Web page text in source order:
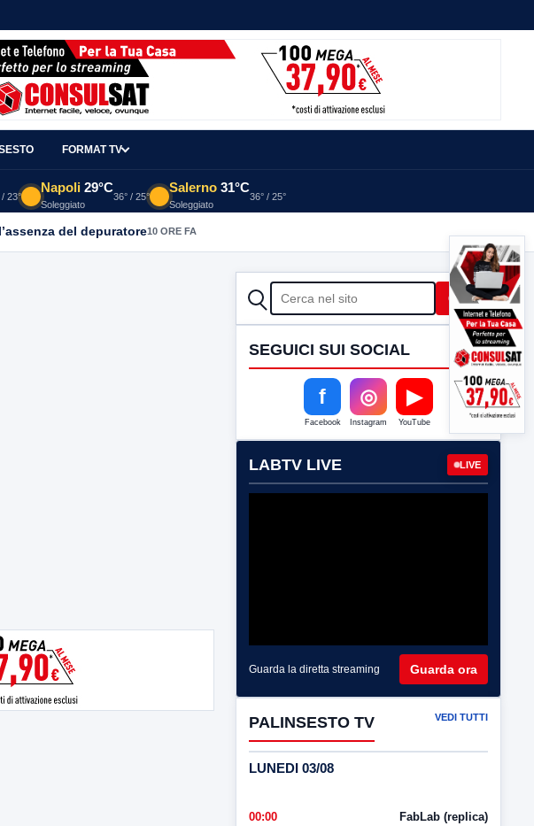
FORMAT TV
/ 23°
Napoli 29°C
Soleggiato
36° / 25°
Salerno 31°C
Soleggiato
36° / 25°
del depuratore10 ORE FA
CERCA Cerca
SEGUICI SUI SOCIAL
f
Facebook
◎
Instagram
▶
YouTube
LABTV LIVE LIVE
Guarda la diretta streaming Guarda ora
PALINSESTO TV VEDI TUTTI
LUNEDI 03/08
00:00 FabLab (replica)